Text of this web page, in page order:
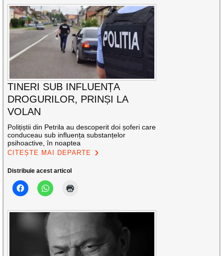
TINERI SUB INFLUENȚA
DROGURILOR, PRINȘI LA
VOLAN
Polițiștii din Petrila au descoperit doi șoferi care
conduceau sub influența substanțelor
psihoactive, în noaptea
CITEȘTE MAI DEPARTE
Distribuie acest articol